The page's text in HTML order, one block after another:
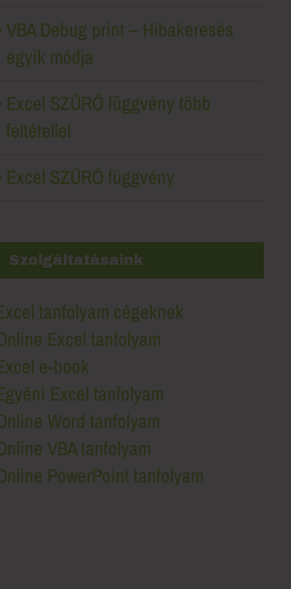
VBA Debug print – Hibakeresés
egyik módja
Excel SZŰRŐ függvény több
feltétellel
Excel SZŰRŐ függvény
Szolgáltatásaink
tanfolyam cégeknek
Excel tanfolyam
e-book
Excel tanfolyam
Word tanfolyam
VBA tanfolyam
PowerPoint tanfolyam